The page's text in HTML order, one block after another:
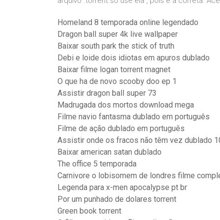
Homeland 8 temporada online legendado
Dragon ball super 4k live wallpaper
Baixar south park the stick of truth
Debi e loide dois idiotas em apuros dublado
Baixar filme logan torrent magnet
O que ha de novo scooby doo ep 1
Assistir dragon ball super 73
Madrugada dos mortos download mega
Filme navio fantasma dublado em português
Filme de ação dublado em português
Assistir onde os fracos não têm vez dublado
Baixar american satan dublado
The office 5 temporada
Carnivore o lobisomem de londres filme
Legenda para x-men apocalypse pt br
Por um punhado de dolares torrent
Green book torrent